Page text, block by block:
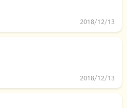
2018/12/13
2018/12/13